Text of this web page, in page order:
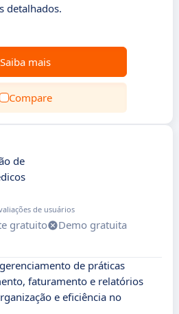
detalhados.
Saiba mais
Compare
de
de usuários
gratuito
Demo gratuita
de práticas
faturamento e relatórios
e eficiência no